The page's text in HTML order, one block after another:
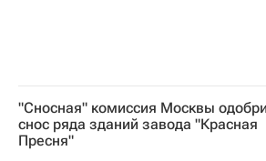
"Сносная" комиссия Москвы
снос ряда зданий завода "Красная
Пресня"